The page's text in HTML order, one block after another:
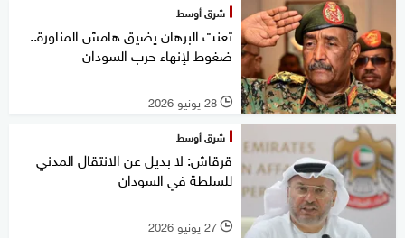
شرق أوسط
تعنت البرهان يضيق هامش المناورة..
ضغوط لإنهاء حرب السودان
l 28 يونيو 2026
شرق أوسط
قرقاش: لا بديل عن الانتقال المدني
للسلطة في السودان
l 27 يونيو 2026